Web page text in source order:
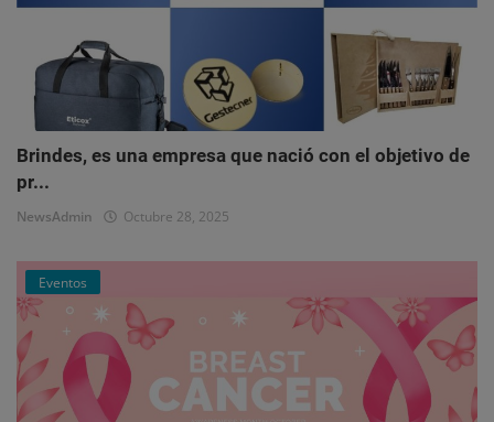
Brindes, es una empresa que nació con el objetivo de
pr...
NewsAdmin Octubre 28, 2025
Eventos